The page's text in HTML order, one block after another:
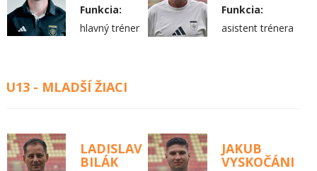
Funkcia:
hlavný tréner
Funkcia:
asistent trénera
U13 - MLADŠÍ ŽIACI
LADISLAV
BILÁK
JAKUB
VYSKOČÁNI